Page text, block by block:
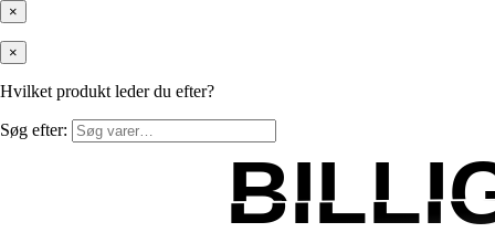
×
×
Hvilket produkt leder du efter?
Søg efter: